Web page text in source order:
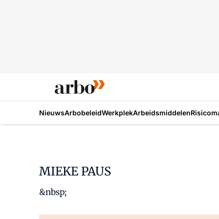
NieuwsArbobeleidWerkplekArbeidsmiddelen
MIEKE PAUS
&nbsp;